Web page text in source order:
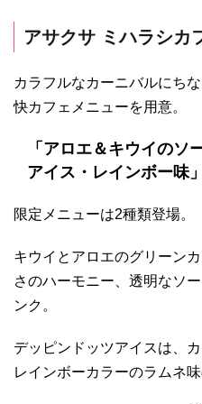
アサクサ ミハラシカ
カラフルなカーニバルにち
快カフェメニューを用意。
「アロエ＆キウイのソ
アイス・レインボー味
限定メニューは2種類登場。
キウイとアロエのグリーン
さのハーモニー、透明なソ
ンク。
デッピンドッツアイスは、
レインボーカラーのラムネ味